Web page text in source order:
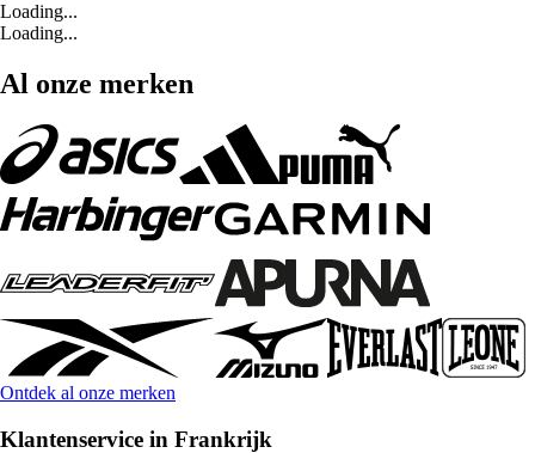
Loading...
Loading...
Al onze merken
Ontdek al onze merken
Klantenservice in Frankrijk